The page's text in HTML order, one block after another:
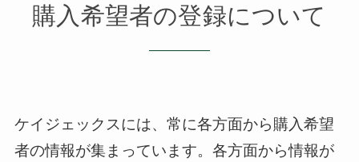
購入希望者の登録について
ケイジェックスには、常に各方面から購入希望
者の情報が集まっています。 各方面から情報が